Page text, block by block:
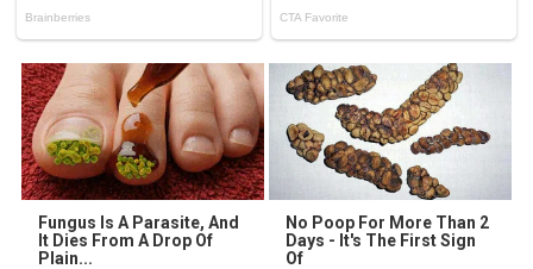
Fungus Is A Parasite, And
It Dies From A Drop Of
Plain...
No Poop For More Than 2
Days - It's The First Sign
Of